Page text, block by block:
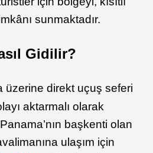
sunmaktadır.
Gidilir?
üzerine direkt uçuş seferi
aktarmalı olarak
başkenti olan
ulaşım için